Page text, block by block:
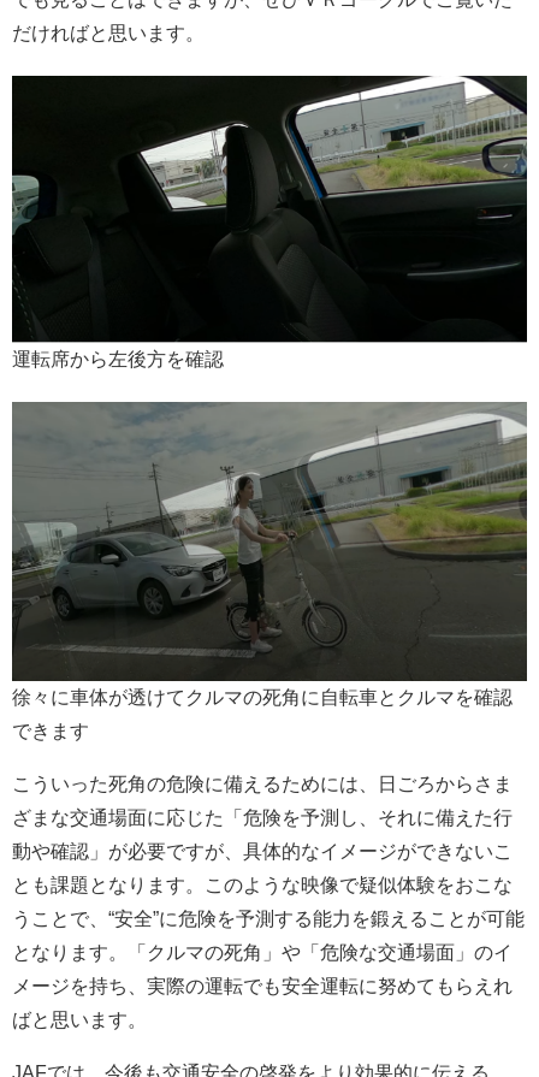
だければと思います。
運転席から左後方を確認
徐々に車体が透けてクルマの死角に自転車とクルマを確認
できます
こういった死角の危険に備えるためには、日ごろからさま
ざまな交通場面に応じた「危険を予測し、それに備えた行
動や確認」が必要ですが、具体的なイメージができないこ
とも課題となります。このような映像で疑似体験をおこな
うことで、“安全”に危険を予測する能力を鍛えることが可能
となります。「クルマの死角」や「危険な交通場面」のイ
メージを持ち、実際の運転でも安全運転に努めてもらえれ
ばと思います。
JAFでは、今後も交通安全の啓発をより効果的に伝える